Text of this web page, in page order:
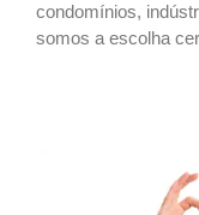
condomínios,
somos a escolha